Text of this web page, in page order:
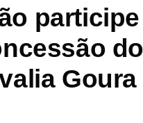
participe
do
Goura